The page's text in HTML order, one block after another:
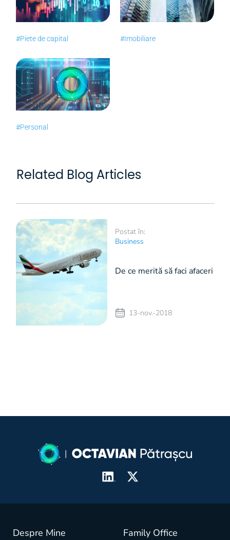
#Piete de capital #Imobiliare
#Personal
Related Blog Articles
Postat în:
Business
De ce merită să faci afaceri
13-nov.-2018
Despre Mine Family Office